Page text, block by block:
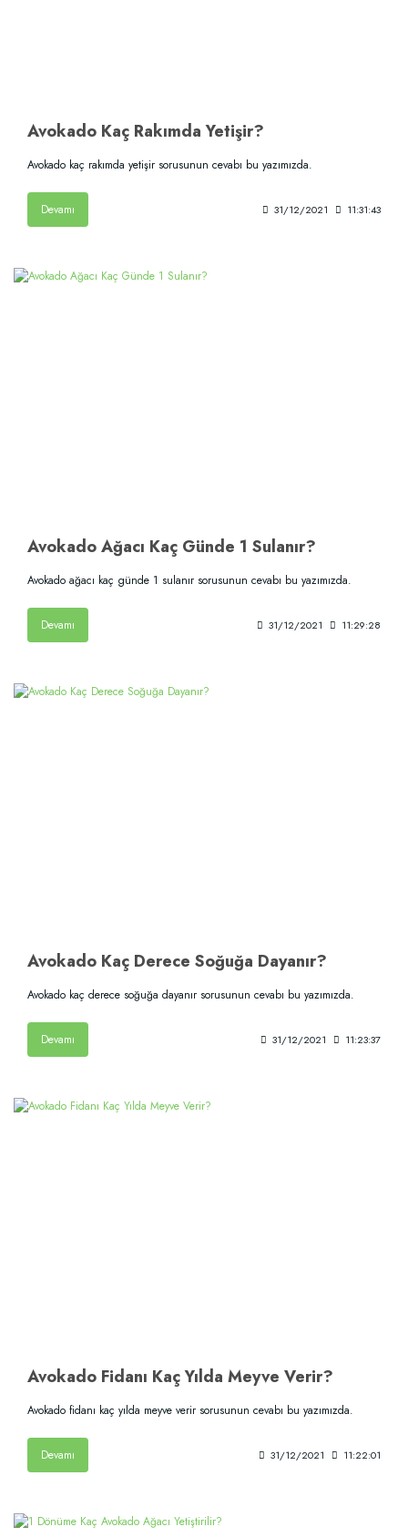
Avokado Kaç Rakımda Yetişir?
Avokado kaç rakımda yetişir sorusunun cevabı bu yazımızda.
Devamı 31/12/2021 11:31:43
Avokado Ağacı Kaç Günde 1 Sulanır?
Avokado ağacı kaç günde 1 sulanır sorusunun cevabı bu yazımızda.
Devamı 31/12/2021 11:29:28
Avokado Kaç Derece Soğuğa Dayanır?
Avokado kaç derece soğuğa dayanır sorusunun cevabı bu yazımızda.
Devamı 31/12/2021 11:23:37
Avokado Fidanı Kaç Yılda Meyve Verir?
Avokado fidanı kaç yılda meyve verir sorusunun cevabı bu yazımızda.
Devamı 31/12/2021 11:22:01